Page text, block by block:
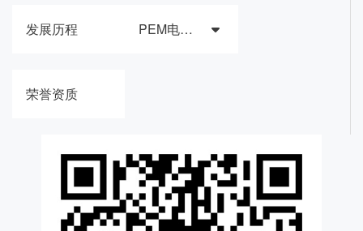
发展历程
荣誉资质
PEM电解槽催化材料与器件